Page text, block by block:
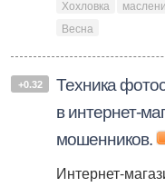
Хохловка
Весна
+0.32 Техника
в интернет-
мошенников.
Интернет-